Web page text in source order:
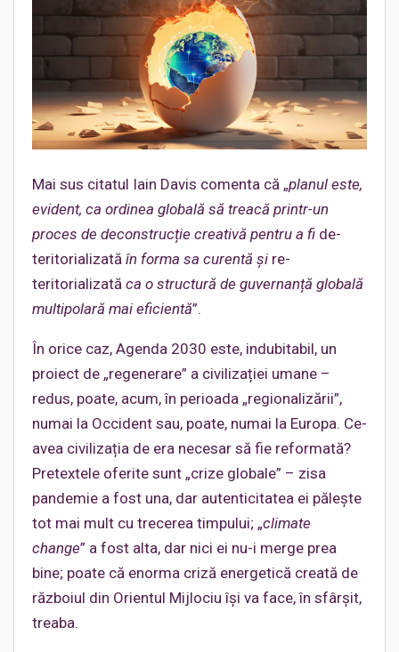
Mai sus citatul Iain Davis comenta că „planul este,
evident, ca ordinea globală să treacă printr-un
proces de deconstrucție creativă pentru a fi de-
teritorializată în forma sa curentă și re-
teritorializată ca o structură de guvernanță globală
multipolară mai eficientă”.
În orice caz, Agenda 2030 este, indubitabil, un
proiect de „regenerare” a civilizației umane –
redus, poate, acum, în perioada „regionalizării”,
numai la Occident sau, poate, numai la Europa. Ce-
avea civilizația de era necesar să fie reformată?
Pretextele oferite sunt „crize globale” – zisa
pandemie a fost una, dar autenticitatea ei pălește
tot mai mult cu trecerea timpului; „climate
change” a fost alta, dar nici ei nu-i merge prea
bine; poate că enorma criză energetică creată de
războiul din Orientul Mijlociu își va face, în sfârșit,
treaba.